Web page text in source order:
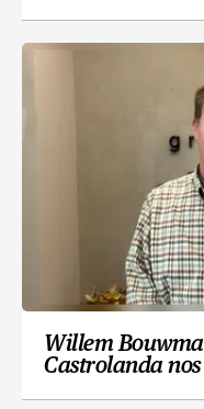
Willem
Castrolanda